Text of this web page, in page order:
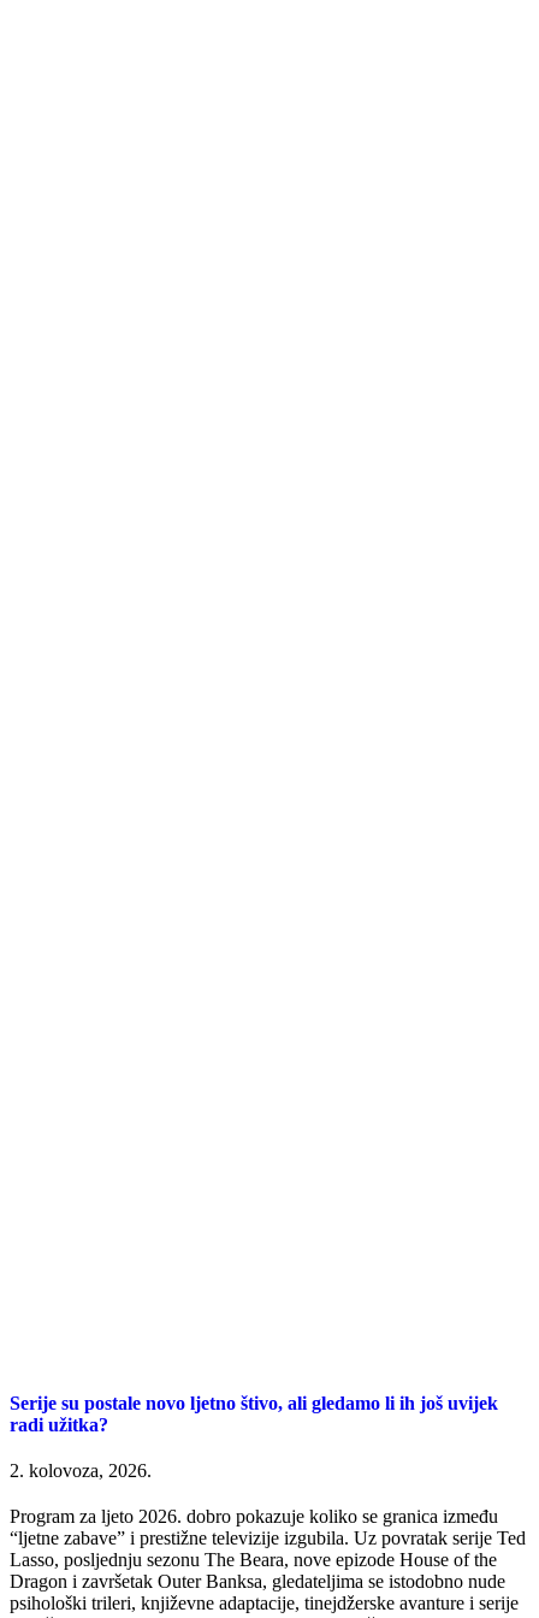
Serije su postale novo ljetno štivo, ali gledamo li ih još uvijek
radi užitka?
2. kolovoza, 2026.
Program za ljeto 2026. dobro pokazuje koliko se granica između
“ljetne zabave” i prestižne televizije izgubila. Uz povratak serije Ted
Lasso, posljednju sezonu The Beara, nove epizode House of the
Dragon i završetak Outer Banksa, gledateljima se istodobno nude
psihološki trileri, književne adaptacije, tinejdžerske avanture i serije